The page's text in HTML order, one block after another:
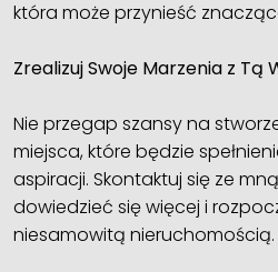
która może przynieść
Zrealizuj Swoje Marzenia z
Nie przegap szansy na
miejsca, które będzie
aspiracji. Skontaktuj się ze
dowiedzieć się więcej i
niesamowitą nieruchomością.